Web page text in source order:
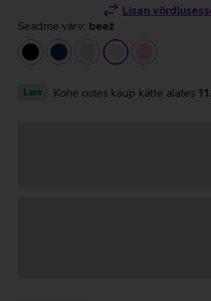
Lisan
Seadme värv: beež
must
tumesininehõbedane
beež
Laos Kohe ostes kaup kätte alates